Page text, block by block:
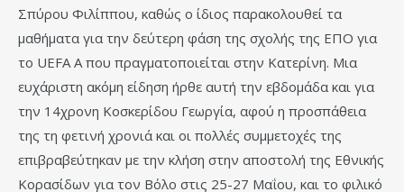
Σπύρου Φιλίππου, καθώς ο ίδιος παρακολουθεί τα
μαθήματα για την δεύτερη φάση της σχολής της ΕΠΟ για
το UEFA A που πραγματοποιείται στην Κατερίνη. Μια
ευχάριστη ακόμη είδηση ήρθε αυτή την εβδομάδα και για
την 14χρονη Κοσκερίδου Γεωργία, αφού η προσπάθεια
της τη φετινή χρονιά και οι πολλές συμμετοχές της
επιβραβεύτηκαν με την κλήση στην αποστολή της Εθνικής
Κορασίδων για τον Βόλο στις 25-27 Μαΐου, και το φιλικό